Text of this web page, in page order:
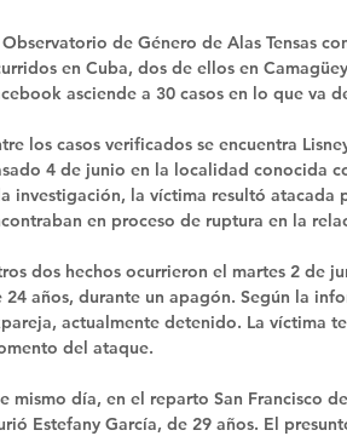
Observatorio de Género de Alas Tensas
en Cuba, dos de ellos en
asciende a 30 casos en lo que va
los casos verificados se encuentra
4 de junio en la localidad conocida
investigación, la víctima resultó atacada
en proceso de ruptura en la
dos hechos ocurrieron el martes 2 de
24 años, durante un apagón. Según la
actualmente detenido. La víctima
del ataque.
mismo día, en el reparto San Francisco
Estefany García, de 29 años. El